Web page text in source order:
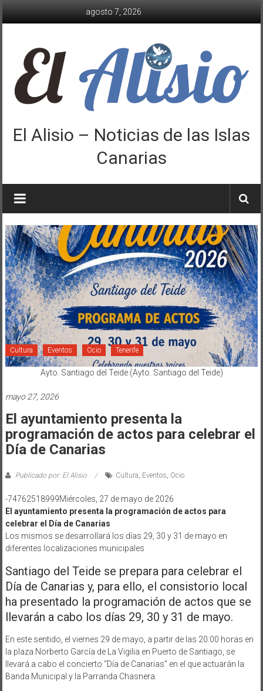
agosto 7, 2026
El Alisio – Noticias de las Islas
Canarias
Cultura Eventos Ocio Tenerife
Ayto. Santiago del Teide (Ayto. Santiago del Teide)
mayo 27, 2026
El ayuntamiento presenta la
programación de actos para celebrar el
Día de Canarias
Publicado por: El Alisio Cultura Eventos Ocio
-74762518999Miércoles, 27 de mayo de 2026
El ayuntamiento presenta la programación de actos para
celebrar el Día de Canarias
Los mismos se desarrollará los días 29, 30 y 31 de mayo en
diferentes localizaciones municipales
Santiago del Teide se prepara para celebrar el
Día de Canarias y, para ello, el consistorio local
ha presentado la programación de actos que se
llevarán a cabo los días 29, 30 y 31 de mayo.
En este sentido, el viernes 29 de mayo, a partir de las 20:00 horas en
la plaza Norberto García de La Vigilia en Puerto de Santiago, se
llevará a cabo el concierto “Día de Canarias” en el que actuarán la
Banda Municipal y la Parranda Chasnera.